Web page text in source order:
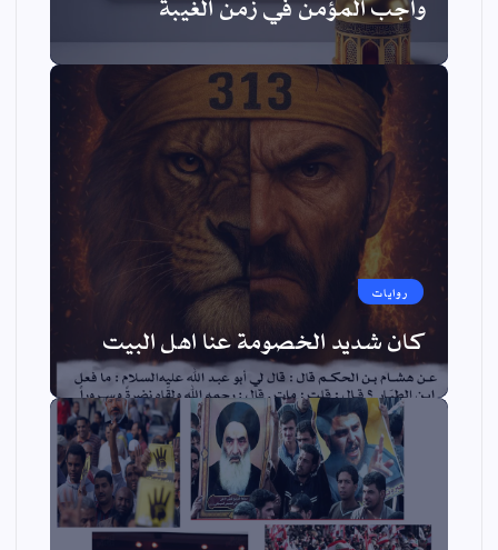
روايات
كان شديد الخصومة عنا اهل البيت